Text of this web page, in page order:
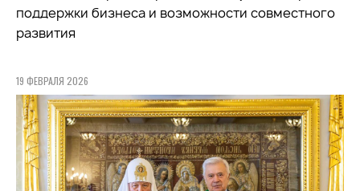
поддержки бизнеса и возможности совместного
развития
19 ФЕВРАЛЯ 2026